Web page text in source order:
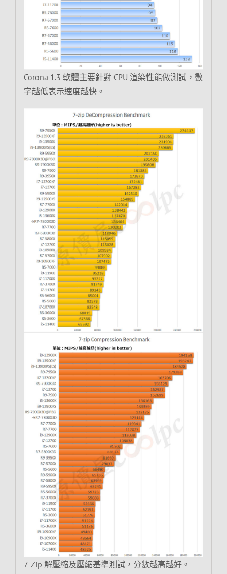
Corona 1.3 軟體主要針對 CPU 渲染性能做測試，數
字越低表示速度越快。
7-Zip 解壓縮及壓縮基準測試，分數越高越好。